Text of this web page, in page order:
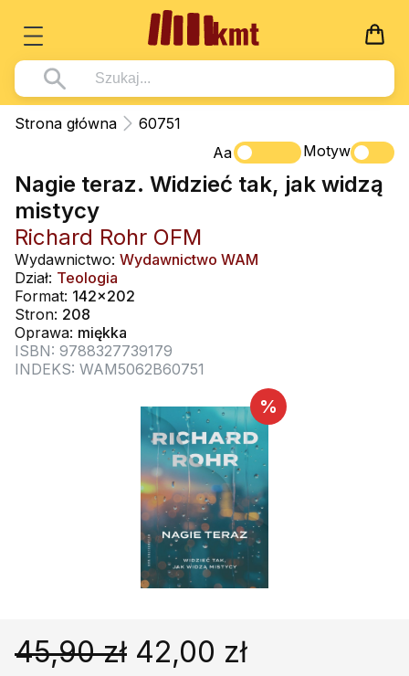
Książki
Wszystko z kategorii - Książki
Pismo Święte
Kościół Katolicki
Duszpasterstwo
Teologia
Życie chrześcijańskie
Duchowość
Literatura piękna
Książki obcojęzyczne
Poradniki, leksykony...
Promocja
Wszystko z kategorii - Multimedia
DVD
CD-ROM
Muzyka
Rekolekcje i inne na CD
Śpiew i modlitwa
Dla Dzieci
Wszystko z kategorii - Dla Dzieci
Literatura (D)
Płyty, DVD (D)
Podręczniki i pomoce dydaktyczne
Podręczniki
Wszystko z kategorii - Podręczniki
Podręczniki i pomoce dydaktyczne
Zabawa i Nauka
Nowości
Zaloguj się
Strona główna
60751
Aa
Motyw
%
Nagie teraz. Widzieć tak, jak widzą
mistycy
Richard Rohr OFM
Wydawnictwo: Wydawnictwo WAM
Dział: Teologia
Format: 142x202
Stron: 208
Oprawa: miękka
ISBN: 9788327739179
INDEKS: WAM5062B60751
45,90 zł 42,00 zł